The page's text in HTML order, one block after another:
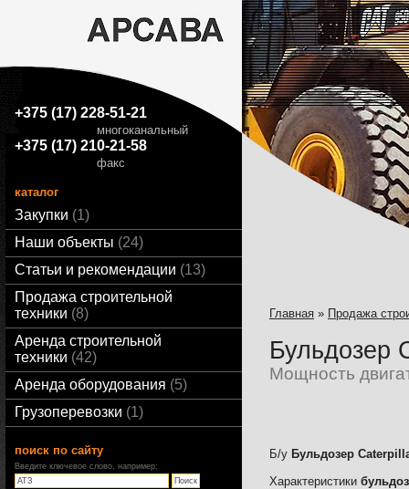
+375 (17) 228-51-21
многоканальный
+375 (17) 210-21-58
факс
каталог
Закупки
1
Наши объекты
24
Статьи и рекомендации
13
Продажа строительной
техники 8
Аренда строительной
техники 42
Аренда оборудования
5
Грузоперевозки
1
поиск по сайту
Введите ключевое слово, например:
Главная » Продажа
Бульдозер
Мощность
Б/у Бульдозер
Характеристики